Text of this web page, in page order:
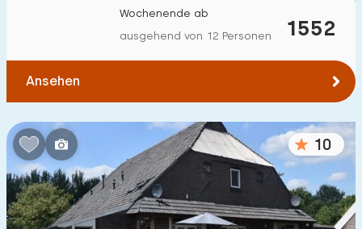
1552
Wochenende ab
ausgehend von 12 Personen
Ansehen
10